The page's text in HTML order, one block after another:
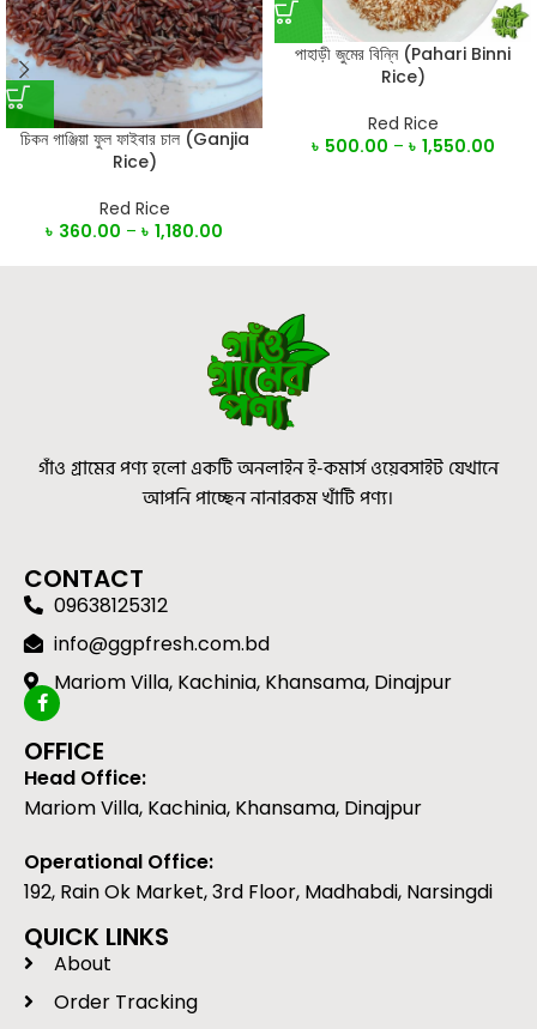
চিকন গাঞ্জিয়া ফুল ফাইবার চাল (Ganjia
Rice)
Red Rice
৳ 360.00 – ৳ 1,180.00
পাহাড়ী জুমের বিন্নি (Pahari Binni
Rice)
Red Rice
৳ 500.00 – ৳ 1,550.00
গাঁও গ্রামের পণ্য হলো একটি অনলাইন ই-কমার্স ওয়েবসাইট যেখানে
আপনি পাচ্ছেন নানারকম খাঁটি পণ্য।
CONTACT
09638125312
info@ggpfresh.com.bd
Mariom Villa, Kachinia, Khansama, Dinajpur
OFFICE
Head Office:
Mariom Villa, Kachinia, Khansama, Dinajpur
Operational Office:
192, Rain Ok Market, 3rd Floor, Madhabdi, Narsingdi
QUICK LINKS
About
Order Tracking